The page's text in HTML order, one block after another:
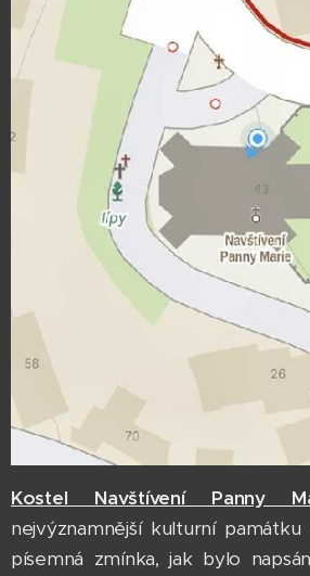
Kostel Navštívení Panny
nejvýznamnější kulturní
písemná zmínka, jak bylo